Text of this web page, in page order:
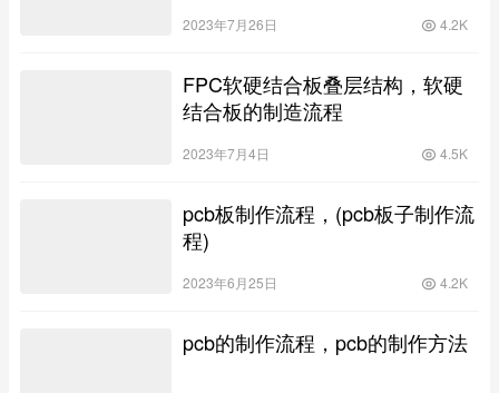
2023年7月26日 4.2K
FPC软硬结合板叠层结构，软硬
结合板的制造流程
2023年7月4日 4.5K
pcb板制作流程，(pcb板子制作流
程)
2023年6月25日 4.2K
pcb的制作流程，pcb的制作方法